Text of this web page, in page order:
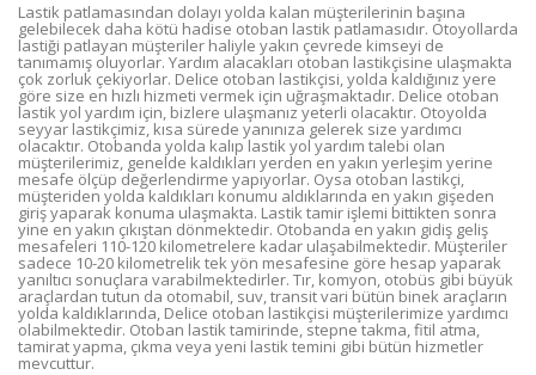
Lastik patlamasından dolayı yolda kalan müşterilerinin başına
gelebilecek daha kötü hadise otoban lastik patlamasıdır. Otoyollarda
lastiği patlayan müşteriler haliyle yakın çevrede kimseyi de
tanımamış oluyorlar. Yardım alacakları otoban lastikçisine ulaşmakta
çok zorluk çekiyorlar. Delice otoban lastikçisi, yolda kaldığınız yere
göre size en hızlı hizmeti vermek için uğraşmaktadır. Delice otoban
lastik yol yardım için, bizlere ulaşmanız yeterli olacaktır. Otoyolda
seyyar lastikçimiz, kısa sürede yanınıza gelerek size yardımcı
olacaktır. Otobanda yolda kalıp lastik yol yardım talebi olan
müşterilerimiz, genelde kaldıkları yerden en yakın yerleşim yerine
mesafe ölçüp değerlendirme yapıyorlar. Oysa otoban lastikçi,
müşteriden yolda kaldıkları konumu aldıklarında en yakın gişeden
giriş yaparak konuma ulaşmakta. Lastik tamir işlemi bittikten sonra
yine en yakın çıkıştan dönmektedir. Otobanda en yakın gidiş geliş
mesafeleri 110-120 kilometrelere kadar ulaşabilmektedir. Müşteriler
sadece 10-20 kilometrelik tek yön mesafesine göre hesap yaparak
yanıltıcı sonuçlara varabilmektedirler. Tır, komyon, otobüs gibi büyük
araçlardan tutun da otomabil, suv, transit vari bütün binek araçların
yolda kaldıklarında, Delice otoban lastikçisi müşterilerimize yardımcı
olabilmektedir. Otoban lastik tamirinde, stepne takma, fitil atma,
tamirat yapma, çıkma veya yeni lastik temini gibi bütün hizmetler
mevcuttur.